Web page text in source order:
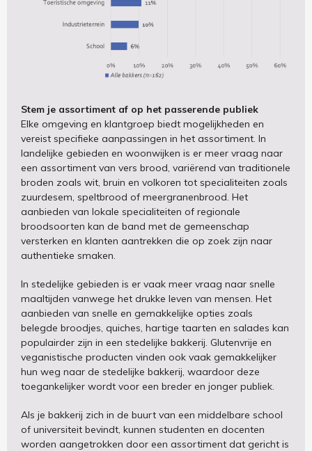
Stem je assortiment af op het passerende publiek
Elke omgeving en klantgroep biedt mogelijkheden en
vereist specifieke aanpassingen in het assortiment. In
landelijke gebieden en woonwijken is er meer vraag naar
een assortiment van vers brood, variërend van traditionele
broden zoals wit, bruin en volkoren tot specialiteiten zoals
zuurdesem, speltbrood of meergranenbrood. Het
aanbieden van lokale specialiteiten of regionale
broodsoorten kan de band met de gemeenschap
versterken en klanten aantrekken die op zoek zijn naar
authentieke smaken.
In stedelijke gebieden is er vaak meer vraag naar snelle
maaltijden vanwege het drukke leven van mensen. Het
aanbieden van snelle en gemakkelijke opties zoals
belegde broodjes, quiches, hartige taarten en salades kan
populairder zijn in een stedelijke bakkerij. Glutenvrije en
veganistische producten vinden ook vaak gemakkelijker
hun weg naar de stedelijke bakkerij, waardoor deze
toegankelijker wordt voor een breder en jonger publiek.
Als je bakkerij zich in de buurt van een middelbare school
of universiteit bevindt, kunnen studenten en docenten
worden aangetrokken door een assortiment dat gericht is